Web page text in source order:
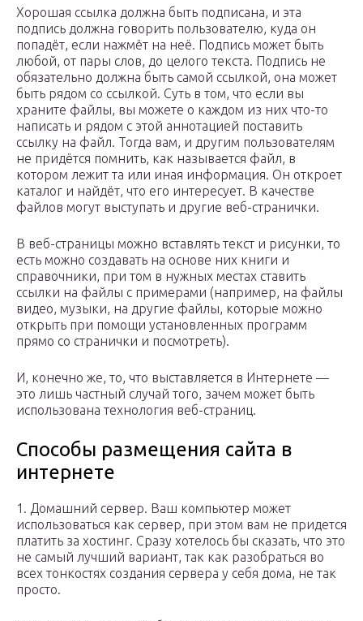
Хорошая ссылка должна быть подписана, и эта
подпись должна говорить пользователю, куда он
попадёт, если нажмёт на неё. Подпись может быть
любой, от пары слов, до целого текста. Подпись не
обязательно должна быть самой ссылкой, она может
быть рядом со ссылкой. Суть в том, что если вы
храните файлы, вы можете о каждом из них что-то
написать и рядом с этой аннотацией поставить
ссылку на файл. Тогда вам, и другим пользователям
не придётся помнить, как называется файл, в
котором лежит та или иная информация. Он откроет
каталог и найдёт, что его интересует. В качестве
файлов могут выступать и другие веб-странички.
В веб-страницы можно вставлять текст и рисунки, то
есть можно создавать на основе них книги и
справочники, при том в нужных местах ставить
ссылки на файлы с примерами (например, на файлы
видео, музыки, на другие файлы, которые можно
открыть при помощи установленных программ
прямо со странички и посмотреть).
И, конечно же, то, что выставляется в Интернете —
это лишь частный случай того, зачем может быть
использована технология веб-страниц.
Способы размещения сайта в
интернете
1. Домашний сервер. Ваш компьютер может
использоваться как сервер, при этом вам не придется
платить за хостинг. Сразу хотелось бы сказать, что это
не самый лучший вариант, так как разобраться во
всех тонкостях создания сервера у себя дома, не так
просто.